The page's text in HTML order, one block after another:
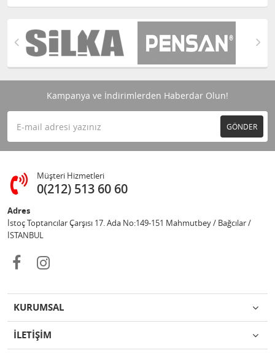
Kampanya ve İndirimlerden Haberdar Olun!
GÖNDER
Müşteri Hizmetleri
0(212) 513 60 60
Adres
İstoç Toptancılar Çarşısı 17. Ada No:149-151 Mahmutbey / Bağcılar /
İSTANBUL
KURUMSAL
İLETİŞİM